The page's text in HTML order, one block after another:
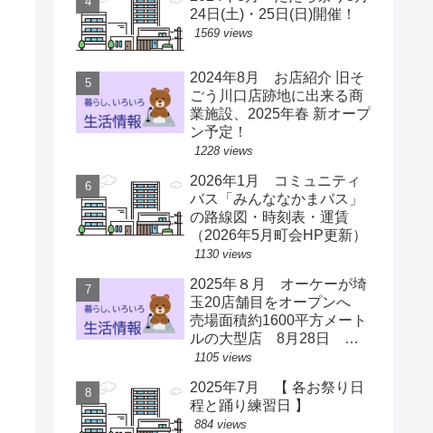
24日(土)・25日(日)開催！
1569 views
2024年8月 お店紹介 旧そ
ごう川口店跡地に出来る商
業施設、2025年春 新オープ
ン予定！
1228 views
2026年1月 コミュニティ
バス「みんななかまバス」
の路線図・時刻表・運賃
（2026年5月町会HP更新）
1130 views
2025年８月 オーケーが埼
玉20店舗目をオープンへ
売場面積約1600平方メート
ルの大型店 8月28日 ス
ーパー激戦区に【出店情
1105 views
2025年7月 【 各お祭り日
程と踊り練習日 】
884 views